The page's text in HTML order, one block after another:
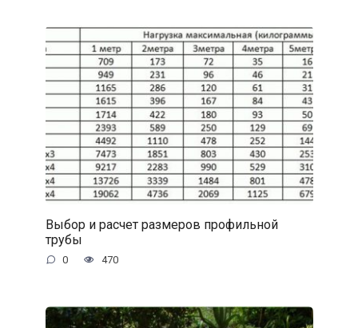
Выбор и расчет размеров профильной
трубы
0 470